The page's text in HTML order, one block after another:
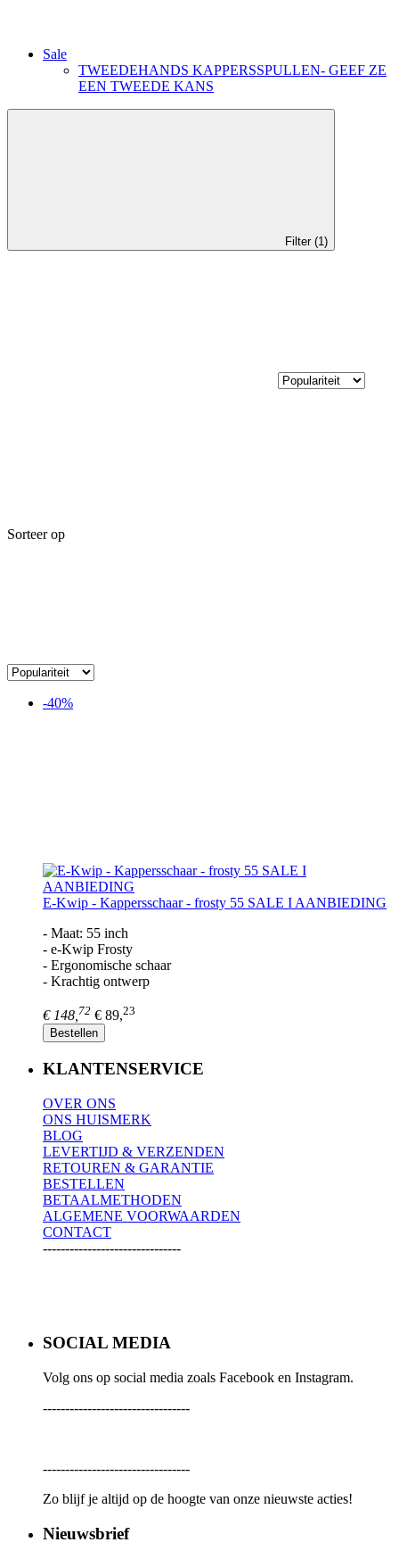
Sale
TWEEDEHANDS KAPPERSSPULLEN- GEEF ZE
EEN TWEEDE KANS
Filter (1)
Sorteer op
-40%
E-Kwip - Kappersschaar - frosty 55 SALE I AANBIEDING
- Maat: 55 inch
- e-Kwip Frosty
- Ergonomische schaar
- Krachtig ontwerp
€ 148, 72 € 89,23
Bestellen
KLANTENSERVICE
OVER ONS
ONS HUISMERK
BLOG
LEVERTIJD & VERZENDEN
RETOUREN & GARANTIE
BESTELLEN
BETAALMETHODEN
ALGEMENE VOORWAARDEN
CONTACT
-------------------------------
SOCIAL MEDIA
Volg ons op social media zoals Facebook en Instagram.
---------------------------------
---------------------------------
Zo blijf je altijd op de hoogte van onze nieuwste acties!
Nieuwsbrief